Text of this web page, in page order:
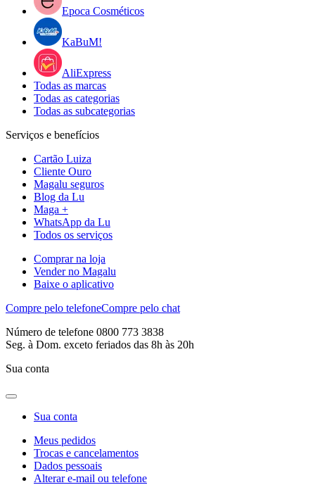
Epoca Cosméticos
KaBuM!
AliExpress
Todas as marcas
Todas as categorias
Todas as subcategorias
Serviços e benefícios
Cartão Luiza
Cliente Ouro
Magalu seguros
Blog da Lu
Maga +
WhatsApp da Lu
Todos os serviços
Comprar na loja
Vender no Magalu
Baixe o aplicativo
Compre pelo telefoneCompre pelo chat
Número de telefone 0800 773 3838
Seg. à Dom. exceto feriados das 8h às 20h
Sua conta
Sua conta
Meus pedidos
Trocas e cancelamentos
Dados pessoais
Alterar e-mail ou telefone